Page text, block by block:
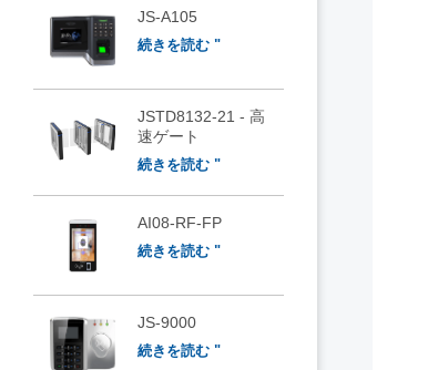
JS-A105
続きを読む "
JSTD8132-21 - 高
速ゲート
続きを読む "
AI08-RF-FP
続きを読む "
JS-9000
続きを読む "